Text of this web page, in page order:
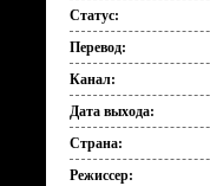
Статус:
Перевод:
Канал:
Дата выхода:
Страна:
Режиссер: